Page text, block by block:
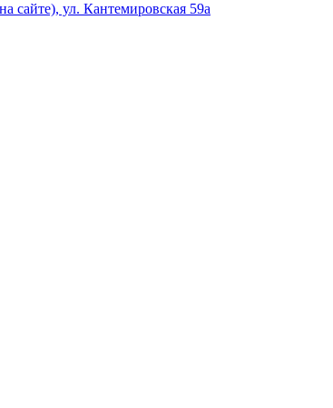
сайте), ул. Кантемировская 59а